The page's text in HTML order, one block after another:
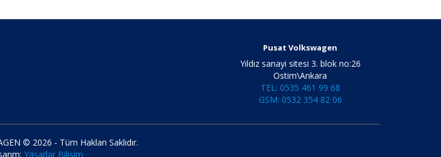
Pusat Volkswagen
Yıldız sanayi sitesi 3. blok no:26
Ostim\Ankara
TEL: 0535 461 99 68
GSM: 0532 354 82 06
© 2026 - Tüm Hakları Saklıdır.
Yaşarlar Bilişim